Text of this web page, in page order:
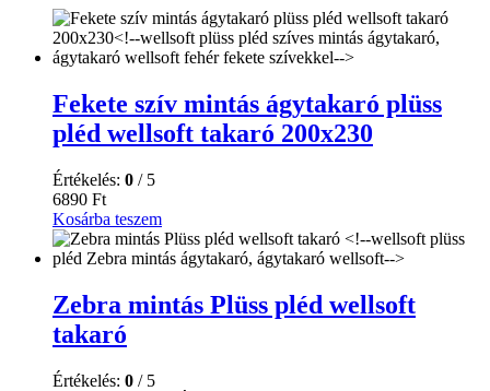
Fekete szív mintás ágytakaró plüss
pléd wellsoft takaró 200x230
Értékelés: 0 / 5
6890 Ft
Kosárba teszem
Zebra mintás Plüss pléd wellsoft
takaró
Értékelés: 0 / 5